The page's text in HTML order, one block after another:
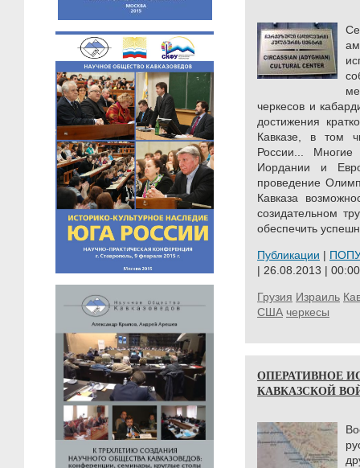
черкесов и
достижения
Кавказе, в том
России...
Иордании и
проведение
Кавказа
созидательном
обеспечить
Публикации |
| 26.08.2013 | 00:00
Грузия Израиль
США черкесы
ОПЕРАТИВНОЕ
КАВКАЗСКОЙ